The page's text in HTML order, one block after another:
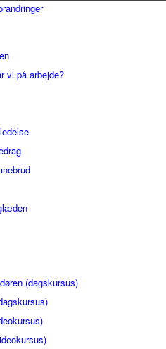
vi på arbejde?
(dagskursus)